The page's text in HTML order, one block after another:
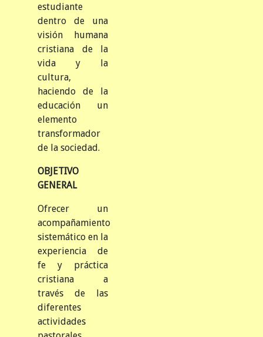
estudiante
dentro de una
visión humana
cristiana de la
vida y la
cultura,
haciendo de la
educación un
elemento
transformador
de la sociedad.
OBJETIVO
GENERAL
Ofrecer un
acompañamiento
sistemático en la
experiencia de
fe y práctica
cristiana a
través de las
diferentes
actividades